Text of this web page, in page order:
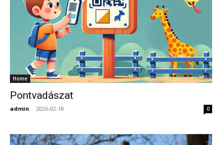
Home
Pontvadászat
admin - 2026-02-18 0